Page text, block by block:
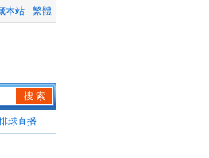
本站 繁體
搜 索
球直播